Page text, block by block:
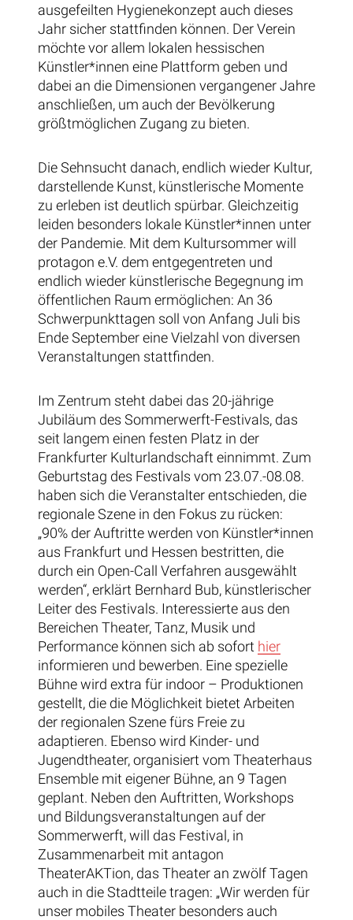
ausgefeilten Hygienekonzept auch dieses
Jahr sicher stattfinden können. Der Verein
möchte vor allem lokalen hessischen
Künstler*innen eine Plattform geben und
dabei an die Dimensionen vergangener Jahre
anschließen, um auch der Bevölkerung
größtmöglichen Zugang zu bieten.
Die Sehnsucht danach, endlich wieder Kultur,
darstellende Kunst, künstlerische Momente
zu erleben ist deutlich spürbar. Gleichzeitig
leiden besonders lokale Künstler*innen unter
der Pandemie. Mit dem Kultursommer will
protagon e.V. dem entgegentreten und
endlich wieder künstlerische Begegnung im
öffentlichen Raum ermöglichen: An 36
Schwerpunkttagen soll von Anfang Juli bis
Ende September eine Vielzahl von diversen
Veranstaltungen stattfinden.
Im Zentrum steht dabei das 20-jährige
Jubiläum des Sommerwerft-Festivals, das
seit langem einen festen Platz in der
Frankfurter Kulturlandschaft einnimmt. Zum
Geburtstag des Festivals vom 23.07.-08.08.
haben sich die Veranstalter entschieden, die
regionale Szene in den Fokus zu rücken:
„90% der Auftritte werden von Künstler*innen
aus Frankfurt und Hessen bestritten, die
durch ein Open-Call Verfahren ausgewählt
werden“, erklärt Bernhard Bub, künstlerischer
Leiter des Festivals. Interessierte aus den
Bereichen Theater, Tanz, Musik und
Performance können sich ab sofort hier
informieren und bewerben. Eine spezielle
Bühne wird extra für indoor – Produktionen
gestellt, die die Möglichkeit bietet Arbeiten
der regionalen Szene fürs Freie zu
adaptieren. Ebenso wird Kinder- und
Jugendtheater, organisiert vom Theaterhaus
Ensemble mit eigener Bühne, an 9 Tagen
geplant. Neben den Auftritten, Workshops
und Bildungsveranstaltungen auf der
Sommerwerft, will das Festival, in
Zusammenarbeit mit antagon
TheaterAKTion, das Theater an zwölf Tagen
auch in die Stadtteile tragen: „Wir werden für
unser mobiles Theater besonders auch